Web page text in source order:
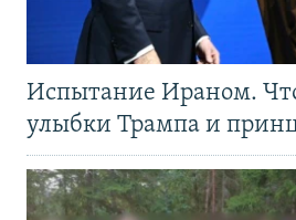
Испытание Ираном.
улыбки Трампа и